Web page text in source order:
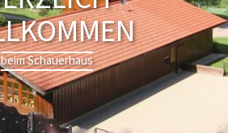
beim Schauerhaus